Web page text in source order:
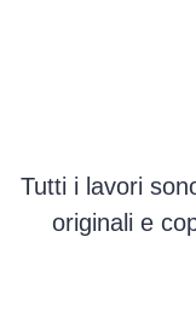
Tutti i lavori
originali e